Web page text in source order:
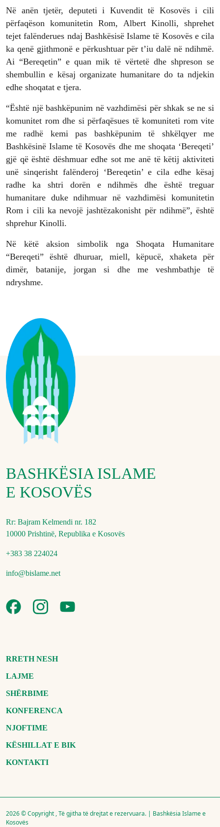
Në anën tjetër, deputeti i Kuvendit të Kosovës i cili
përfaqëson komunitetin Rom, Albert Kinolli, shprehet
tejet falënderues ndaj Bashkësisë Islame të Kosovës e cila
ka qenë gjithmonë e përkushtuar për t’iu dalë në ndihmë.
Ai “Bereqetin” e quan mik të vërtetë dhe shpreson se
shembullin e kësaj organizate humanitare do ta ndjekin
edhe shoqatat e tjera.
“Është një bashkëpunim në vazhdimësi për shkak se ne si
komunitet rom dhe si përfaqësues të komuniteti rom vite
me radhë kemi pas bashkëpunim të shkëlqyer me
Bashkësinë Islame të Kosovës dhe me shoqata ‘Bereqeti’
gjë që është dëshmuar edhe sot me anë të këtij aktiviteti
unë sinqerisht falënderoj ‘Bereqetin’ e cila edhe kësaj
radhe ka shtri dorën e ndihmës dhe është treguar
humanitare duke ndihmuar në vazhdimësi komunitetin
Rom i cili ka nevojë jashtëzakonisht për ndihmë”, është
shprehur Kinolli.
Në këtë aksion simbolik nga Shoqata Humanitare
“Bereqeti” është dhuruar, miell, këpucë, xhaketa për
dimër, batanije, jorgan si dhe me veshmbathje të
ndryshme.
BASHKËSIA ISLAME
E KOSOVËS
Rr: Bajram Kelmendi nr. 182
10000 Prishtinë, Republika e Kosovës
+383 38 224024
info@bislame.net
RRETH NESH
LAJME
SHËRBIME
KONFERENCA
NJOFTIME
KËSHILLAT E BIK
KONTAKTI
2026 © Copyright , Të gjitha të drejtat e rezervuara. | Bashkësia Islame e
Kosovës